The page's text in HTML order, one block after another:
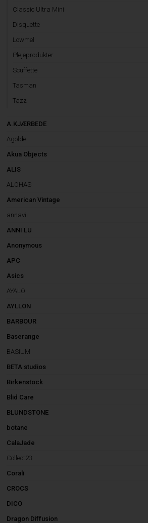
Classic Ultra Mini
Disquette
Lowmel
Plejeprodukter
Scuffette
Tasman
Tazz
A.KJÆRBEDE
Agolde
Akua Objects
ALIS
ALOHAS
American Vintage
annavii
ANNI LU
Anonymous
APC
Asics
AYALO
AYLLON
BARBOUR
Baserange
BASIUM
BETA studios
Birkenstock
Blid Care
BLUNDSTONE
botane
CalaJade
Collect23
Corali
CROCS
DICO
Dragon Diffusion